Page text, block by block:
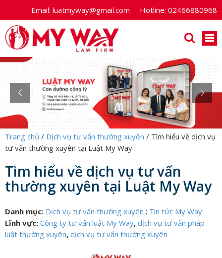
Email: luatmyway@gmail.com Hotline: 02466880968
Trang chủ / Dịch vụ tư vấn thường xuyên / Tìm hiểu về dịch vụ
tư vấn thường xuyên tại Luật My Way
Tìm hiểu về dịch vụ tư vấn
thường xuyên tại Luật My Way
Danh mục: Dịch vụ tư vấn thường xuyên ; Tin tức My Way
Lĩnh vực: Công ty tư vấn luật My Way, dịch vụ tư vấn pháp
luật thường xuyên, dịch vụ tư vấn thường xuyên